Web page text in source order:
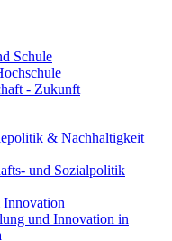
Schule
- Zukunft
& Nachhaltigkeit
und Sozialpolitik
Innovation
und Innovation in